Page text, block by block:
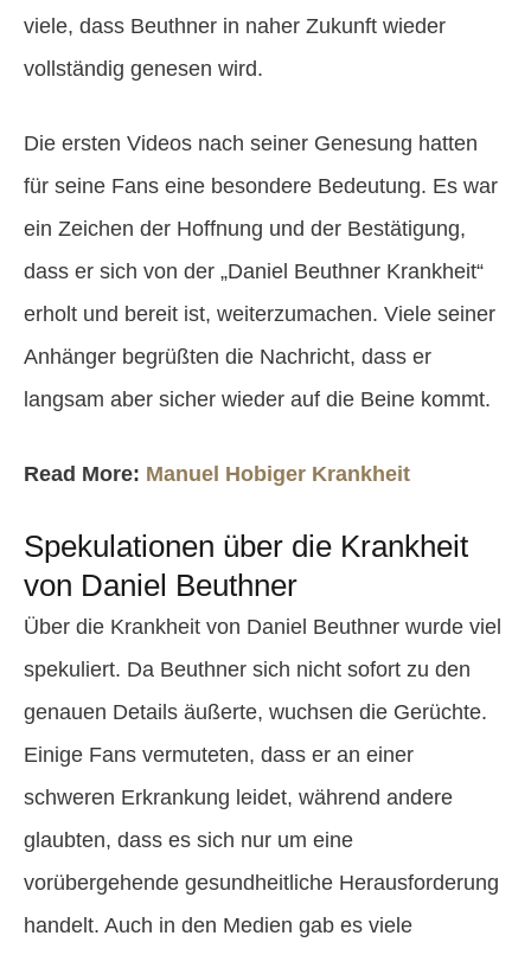
viele, dass Beuthner in naher Zukunft wieder
vollständig genesen wird.
Die ersten Videos nach seiner Genesung hatten
für seine Fans eine besondere Bedeutung. Es war
ein Zeichen der Hoffnung und der Bestätigung,
dass er sich von der „Daniel Beuthner Krankheit“
erholt und bereit ist, weiterzumachen. Viele seiner
Anhänger begrüßten die Nachricht, dass er
langsam aber sicher wieder auf die Beine kommt.
Read More: Manuel Hobiger Krankheit
Spekulationen über die Krankheit
von Daniel Beuthner
Über die Krankheit von Daniel Beuthner wurde viel
spekuliert. Da Beuthner sich nicht sofort zu den
genauen Details äußerte, wuchsen die Gerüchte.
Einige Fans vermuteten, dass er an einer
schweren Erkrankung leidet, während andere
glaubten, dass es sich nur um eine
vorübergehende gesundheitliche Herausforderung
handelt. Auch in den Medien gab es viele